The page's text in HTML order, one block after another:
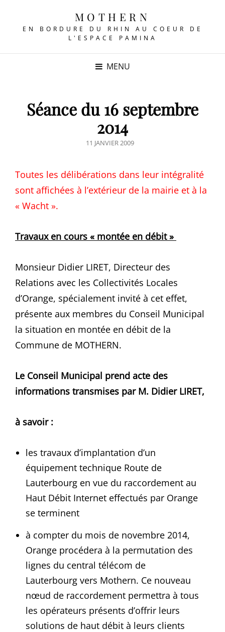
MOTHERN
EN BORDURE DU RHIN AU COEUR DE
L'ESPACE PAMINA
MENU
Séance du 16 septembre
2014
POSTED
11 JANVIER 2009
Toutes les délibérations dans leur intégralité
sont affichées à l’extérieur de la mairie et à la
« Wacht ».
Travaux en cours « montée en débit »
Monsieur Didier LIRET, Directeur des
Relations avec les Collectivités Locales
d’Orange, spécialement invité à cet effet,
présente aux membres du Conseil Municipal
la situation en montée en débit de la
Commune de MOTHERN.
Le Conseil Municipal prend acte des
informations transmises par M. Didier LIRET,
à savoir :
les travaux d’implantation d’un
équipement technique Route de
Lauterbourg en vue du raccordement au
Haut Débit Internet effectués par Orange
se terminent
à compter du mois de novembre 2014,
Orange procédera à la permutation des
lignes du central télécom de
Lauterbourg vers Mothern. Ce nouveau
nœud de raccordement permettra à tous
les opérateurs présents d’offrir leurs
solutions de haut débit à leurs clients